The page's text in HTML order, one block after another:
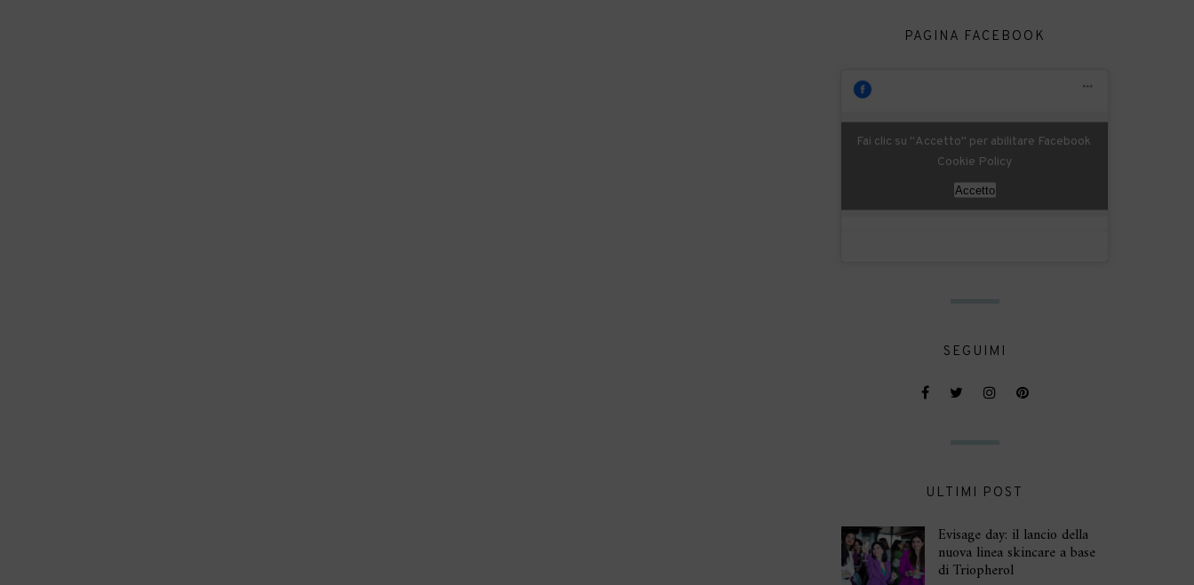
PAGINA FACEBOOK
Fai clic su "Accetto" per abilitare Facebook
Cookie Policy
Accetto
SEGUIMI
ULTIMI POST
Evisage day: il lancio della
nuova linea skincare a base
di Triopherol